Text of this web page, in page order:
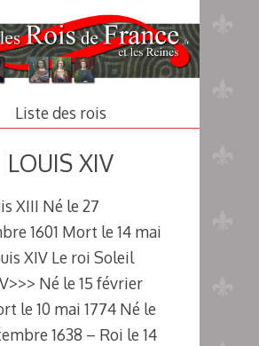
Liste des rois
LOUIS XIV
XIII Né le 27
1601 Mort le 14 mai
XIV Le roi Soleil
Né le 15 février
le 10 mai 1774 Né le
1638 – Roi le 14